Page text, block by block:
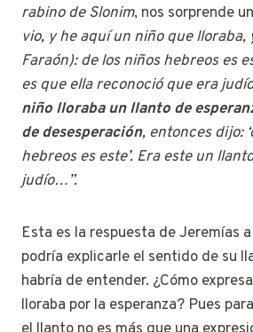
rabino de Slonim, nos sorprende
vio, y he aquí un niño que lloraba,
Faraón): de los niños hebreos es
es que ella reconoció que era
niño lloraba un llanto de
de desesperación, entonces dijo:
hebreos es este’. Era este un
judío…”.
Esta es la respuesta de Jeremías
podría explicarle el sentido de su
habría de entender. ¿Cómo
lloraba por la esperanza? Pues